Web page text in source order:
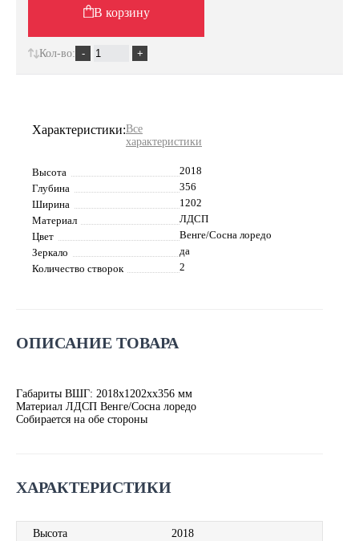
Характеристики:Все
характеристики
Высота
2018
Глубина
356
Ширина
1202
Материал
ЛДСП
Цвет
Венге/Сосна лоредо
Зеркало
да
Количество створок
2
ОПИСАНИЕ ТОВАРА
Габариты ВШГ: 2018х1202хх356 мм
Материал ЛДСП Венге/Сосна лоредо
Собирается на обе стороны
ХАРАКТЕРИСТИКИ
Высота 2018
В корзину
Кол-во: